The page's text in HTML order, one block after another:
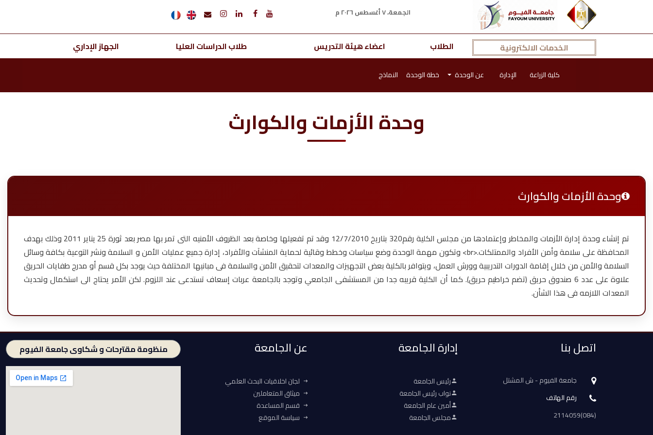
الجمعة، ٧ أغسطس ٢٠٢٦ م
الخدمات الالكترونية الطلاب اعضاء هيئة التدريس طلاب الدراسات العليا الجهاز الإداري
كلية الزراعة الإدارة عن الوحدة خطة الوحدة النماذج
وحدة الأزمات والكوارث
وحدة الأزمات والكوارث
تم إنشاء وحدة إدارة الأزمات والمخاطر وإعتمادها من مجلس الكلية رقم320 بتاريخ 12/7/2010 وقد تم تفعيلها وخاصة بعد الظروف الأمنيه التى تمر بها مصر بعد ثورة 25 يناير 2011 وذلك بهدف
المحافظة على سلامة وأمن الأفراد والممتلكات.<br> وتكون مهمة الوحدة وضع سياسات وخطط وقائية لحماية المنشآت والأفراد، إدارة جميع عمليات الأمن و السلامة ونشر التوعية بكافة وسائل
السلامة والأمن من خلال إقامة الدورات التدريبية وورش العمل، ويتوافر بالكلية بعض التجهيزات والمعدات لتحقيق الأمن والسلامة فى مبانيها المختلفة حيث يوجد بكل قسم أو مدرج طفايات الحريق
علاوة على عدد 6 صندوق حريق (تضم خراطيم حريق). كما أن الكلية قريبه جدا من المستشفى الجامعي وتوجد بالجامعة عربات إسعاف تستدعى عند اللزوم. لكن الأمر يحتاج الى استكمال وتحديث
المعدات اللازمه فى هذا الشأن.
اتصل بنا
جامعة الفيوم - ش المشتل
رقم الهاتف
(084)2114059
إدارة الجامعة
رئيس الجامعة
نواب رئيس الجامعة
أمين عام الجامعة
مجلس الجامعة
عن الجامعة
لجان اخلاقيات البحث العلمي
ميثاق المتعاملين
قسم المساعدة
سياسة الموقع
منظومة مقترحات و شكاوى جامعة الفيوم